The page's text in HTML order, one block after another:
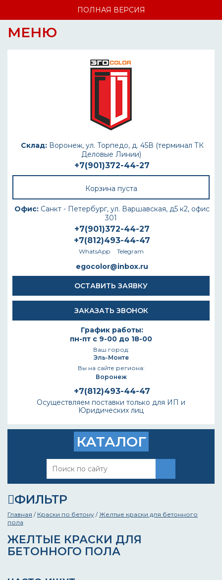
ПОЛНАЯ ВЕРСИЯ
МЕНЮ
Склад:Воронеж, ул. Торпедо, д. 45В (терминал ТК
Деловые Линии)
+7(901)372-44-27
Корзина пуста
Офис: Санкт - Петербург, ул. Варшавская, д5 к2, офис
301
+7(901)372-44-27
+7(812)493-44-47
WhatsApp Telegram
egocolor@inbox.ru
ОСТАВИТЬ ЗАЯВКУ
ЗАКАЗАТЬ ЗВОНОК
График работы:
пн-пт с 9-00 до 18-00
Ваш город:
Эль-Монте
Вы на сайте региона:
Воронеж
+7(812)493-44-47
Осуществляем поставки только для ИП и
Юридических лиц
КАТАЛОГ
ФИЛЬТР
Главная / Краски по бетону / Желтые краски для бетонного
пола
ЖЕЛТЫЕ КРАСКИ ДЛЯ
БЕТОННОГО ПОЛА